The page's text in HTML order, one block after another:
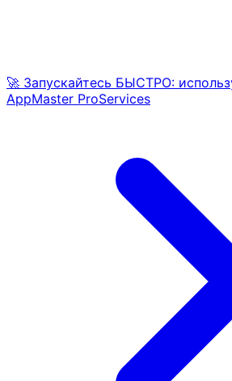
🚀 Запускайтесь БЫСТРО:
AppMaster ProServices